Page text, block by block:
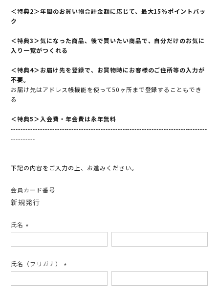
＜特典2＞年間のお買い物合計金額に応じて、最大15％ポイントバッ
ク
＜特典3＞気になった商品、後で買いたい商品で、自分だけのお気に
入り一覧がつくれる
＜特典4＞お届け先を登録で、お買物時にお客様のご住所等の入力が
不要。
お届け先はアドレス帳機能を使って50ヶ所まで登録することもでき
る
＜特典5＞入会費・年会費は永年無料
---------------------------------------------------------------------------------
----------
下記の内容をご入力の上、お進みください。
会員カード番号
新規発行
氏名
須)
氏名（フリガナ）
須)